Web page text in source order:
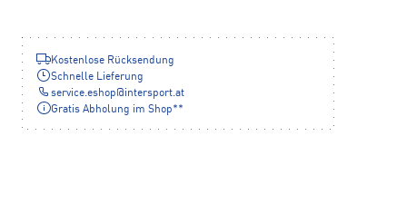
Kostenlose Rücksendung
Schnelle Lieferung
service.eshop@intersport.at
Gratis Abholung im Shop**